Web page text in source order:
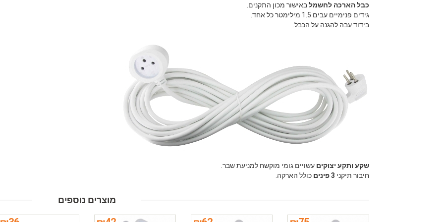
כבל הארכה לחשמלבאישור מכון התקנים.
גידים פנימיים עבים 1.5 מילימטר כל אחד.
בידוד עבה להגנה על הכבל.
שקע ותקע יצוקים עשויים גומי מוקשח למניעת שבר.
חיבור תיקני 3 פינים כולל הארקה.
מוצרים נוספים